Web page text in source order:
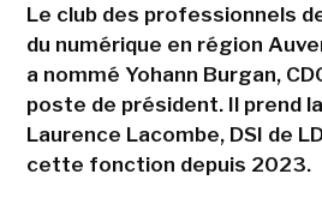
Le club des professionnels
du numérique en région
a nommé Yohann Burgan,
poste de président. Il prend
Laurence Lacombe, DSI de
cette fonction depuis 2023.